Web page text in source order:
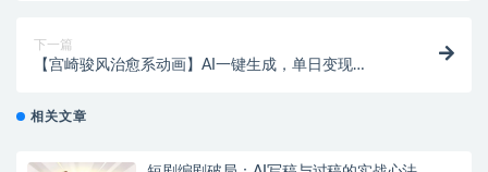
下一篇
【宫崎骏风治愈系动画】AI一键生成，单日变现
相关文章